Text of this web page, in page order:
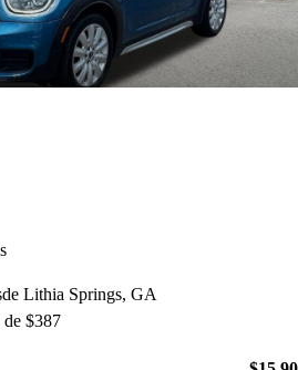
Lithia Springs, GA
$387